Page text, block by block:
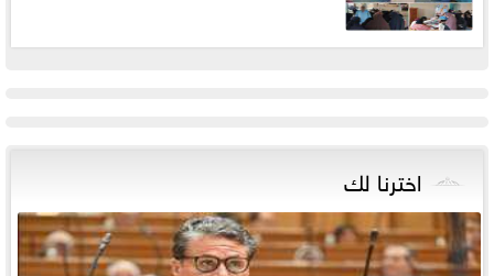
اخترنا لك